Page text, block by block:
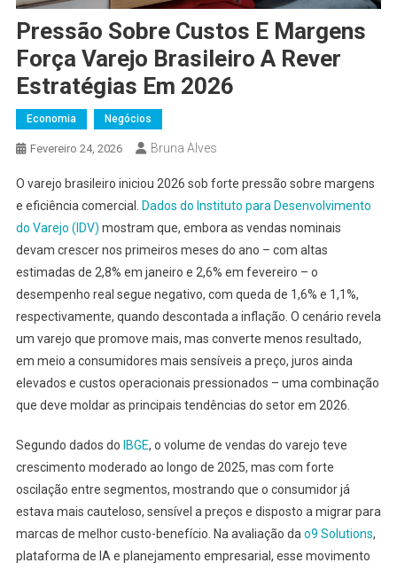
Pressão Sobre Custos E Margens
Força Varejo Brasileiro A Rever
Estratégias Em 2026
Economia Negócios
Fevereiro 24, 2026 Bruna Alves
O varejo brasileiro iniciou 2026 sob forte pressão sobre margens
e eficiência comercial. Dados do Instituto para Desenvolvimento
do Varejo (IDV) mostram que, embora as vendas nominais
devam crescer nos primeiros meses do ano – com altas
estimadas de 2,8% em janeiro e 2,6% em fevereiro – o
desempenho real segue negativo, com queda de 1,6% e 1,1%,
respectivamente, quando descontada a inflação. O cenário revela
um varejo que promove mais, mas converte menos resultado,
em meio a consumidores mais sensíveis a preço, juros ainda
elevados e custos operacionais pressionados – uma combinação
que deve moldar as principais tendências do setor em 2026.
Segundo dados do IBGE, o volume de vendas do varejo teve
crescimento moderado ao longo de 2025, mas com forte
oscilação entre segmentos, mostrando que o consumidor já
estava mais cauteloso, sensível a preços e disposto a migrar para
marcas de melhor custo-benefício. Na avaliação dao9 Solutions,
plataforma de IA e planejamento empresarial, esse movimento